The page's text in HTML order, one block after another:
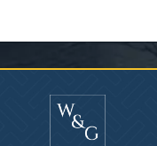
¿Quién corre el riesgo de